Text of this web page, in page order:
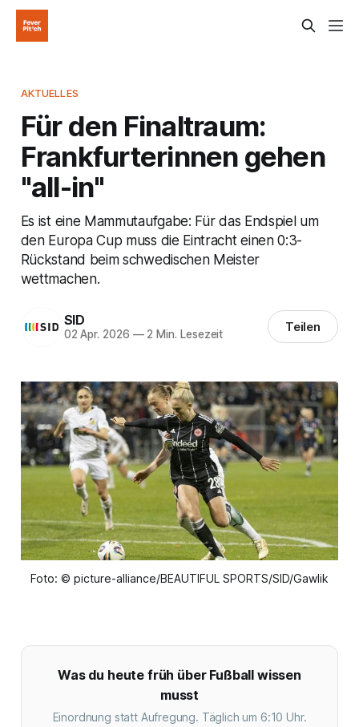
AKTUELLES
Für den Finaltraum:
Frankfurterinnen gehen
"all-in"
Es ist eine Mammutaufgabe: Für das Endspiel um
den Europa Cup muss die Eintracht einen 0:3-
Rückstand beim schwedischen Meister
wettmachen.
SID
02 Apr. 2026 —2 Min. Lesezeit Teilen
Foto: © picture-alliance/BEAUTIFUL SPORTS/SID/Gawlik
Was du heute früh über Fußball wissen
musst
Einordnung statt Aufregung. Täglich um 6:10 Uhr.